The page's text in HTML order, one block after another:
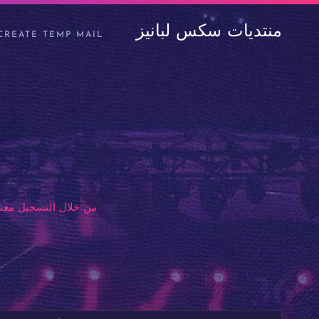
منتديات سكس لبانيز TEMP MAIL
من خلال التسجيل